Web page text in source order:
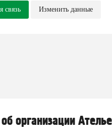
связь Изменить данные
организации